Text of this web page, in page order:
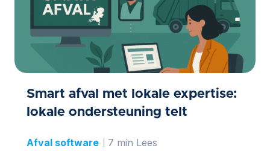
Smart afval met lokale expertise:
lokale ondersteuning telt
Afval software 7 min Lees